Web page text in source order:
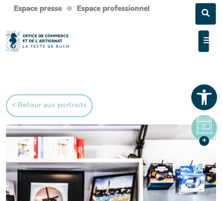
Ouvrir la barre d’outils
Espace presse Espace professionnel
< Retour aux portraits